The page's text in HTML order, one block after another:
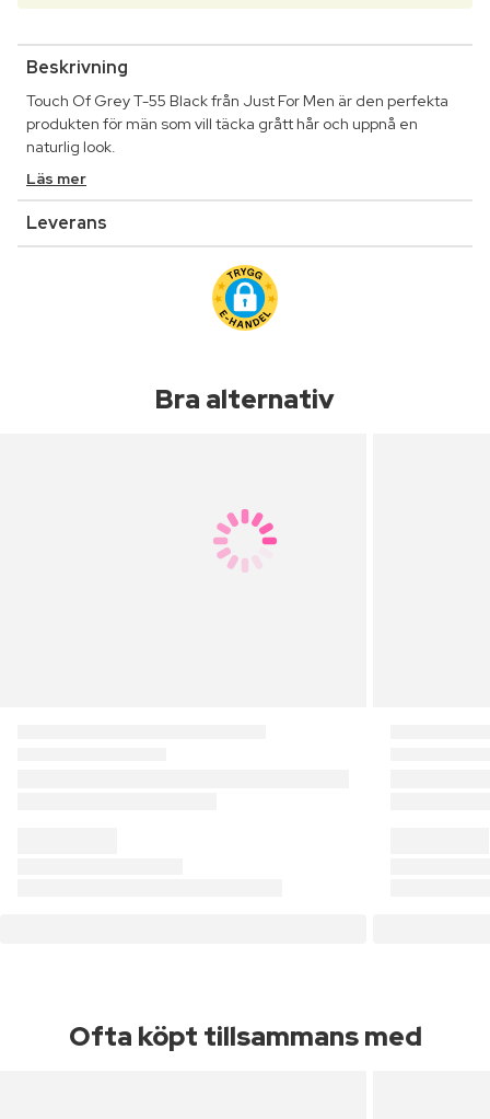
Beskrivning
Touch Of Grey T-55 Black från Just For Men är den perfekta
produkten för män som vill täcka grått hår och uppnå en
naturlig look.
Läs mer
Leverans
Bra alternativ
Ofta köpt tillsammans med